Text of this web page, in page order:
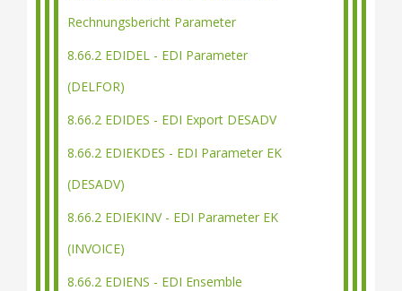
Rechnungsbericht Parameter
8.66.2 EDIDEL - EDI Parameter
(DELFOR)
8.66.2 EDIDES - EDI Export DESADV
8.66.2 EDIEKDES - EDI Parameter EK
(DESADV)
8.66.2 EDIEKINV - EDI Parameter EK
(INVOICE)
8.66.2 EDIENS - EDI Ensemble